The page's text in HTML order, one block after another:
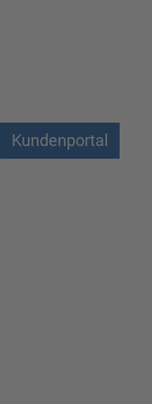
Kundenportal